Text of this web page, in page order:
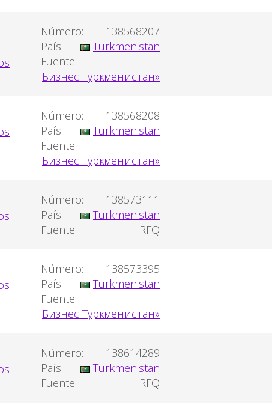
Número:
138568207
País:
Turkmenistan
Fuente:
Бизнес Туркменистан»
Número:
138568208
País:
Turkmenistan
Fuente:
Бизнес Туркменистан»
Número:
138573111
País:
Turkmenistan
Fuente:
RFQ
Número:
138573395
País:
Turkmenistan
Fuente:
Бизнес Туркменистан»
Número:
138614289
País:
Turkmenistan
Fuente:
RFQ